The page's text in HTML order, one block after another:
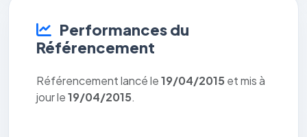
Performances du
Référencement
Référencement lancé le19/04/2015 et mis à
jour le19/04/2015.